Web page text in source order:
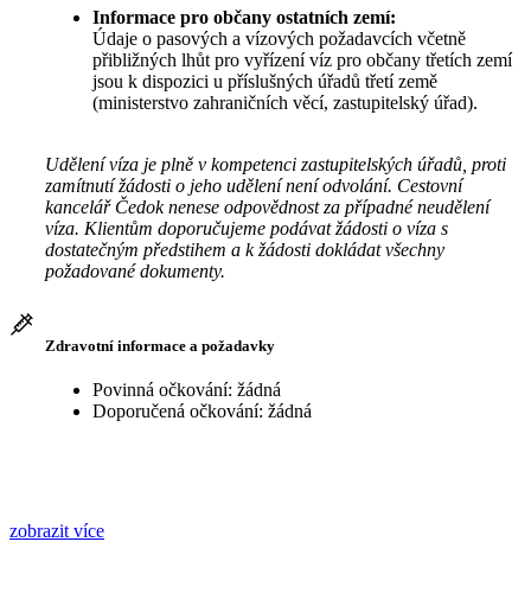
Informace pro občany ostatních zemí:
Údaje o pasových a vízových požadavcích včetně
přibližných lhůt pro vyřízení víz pro občany třetích zemí
jsou k dispozici u příslušných úřadů třetí země
(ministerstvo zahraničních věcí, zastupitelský úřad).
Udělení víza je plně v kompetenci zastupitelských úřadů, proti
zamítnutí žádosti o jeho udělení není odvolání. Cestovní
kancelář Čedok nenese odpovědnost za případné neudělení
víza. Klientům doporučujeme podávat žádosti o víza s
dostatečným předstihem a k žádosti dokládat všechny
požadované dokumenty.
Zdravotní informace a požadavky
Povinná očkování: žádná
Doporučená očkování: žádná
zobrazit více